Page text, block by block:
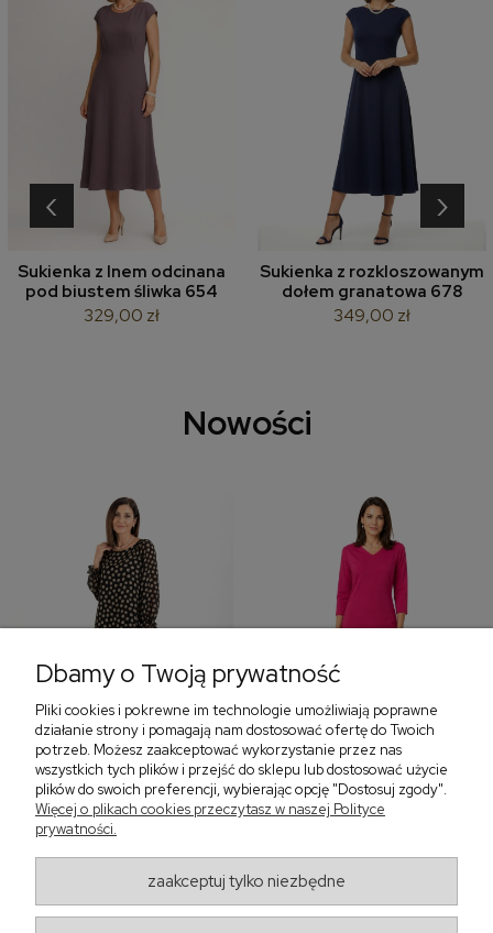
Sukienka z lnem odcinana
pod biustem śliwka 654
329,00 zł
Sukienka z rozkloszowanym
dołem granatowa 678
349,00 zł
‹ ›
Nowości
Sukienka z falbaną i
bufiastym rękawem w
405,30 zł
Sukienka z dekoltem w
299,00 zł
‹
Dbamy o Twoją prywatność
Pliki cookies i pokrewne im technologie umożliwiają poprawne
działanie strony i pomagają nam dostosować ofertę do Twoich
potrzeb. Możesz zaakceptować wykorzystanie przez nas
wszystkich tych plików i przejść do sklepu lub dostosować użycie
plików do swoich preferencji, wybierając opcję "Dostosuj zgody".
Więcej o plikach cookies przeczytasz w naszej Polityce
prywatności.
zaakceptuj tylko niezbędne